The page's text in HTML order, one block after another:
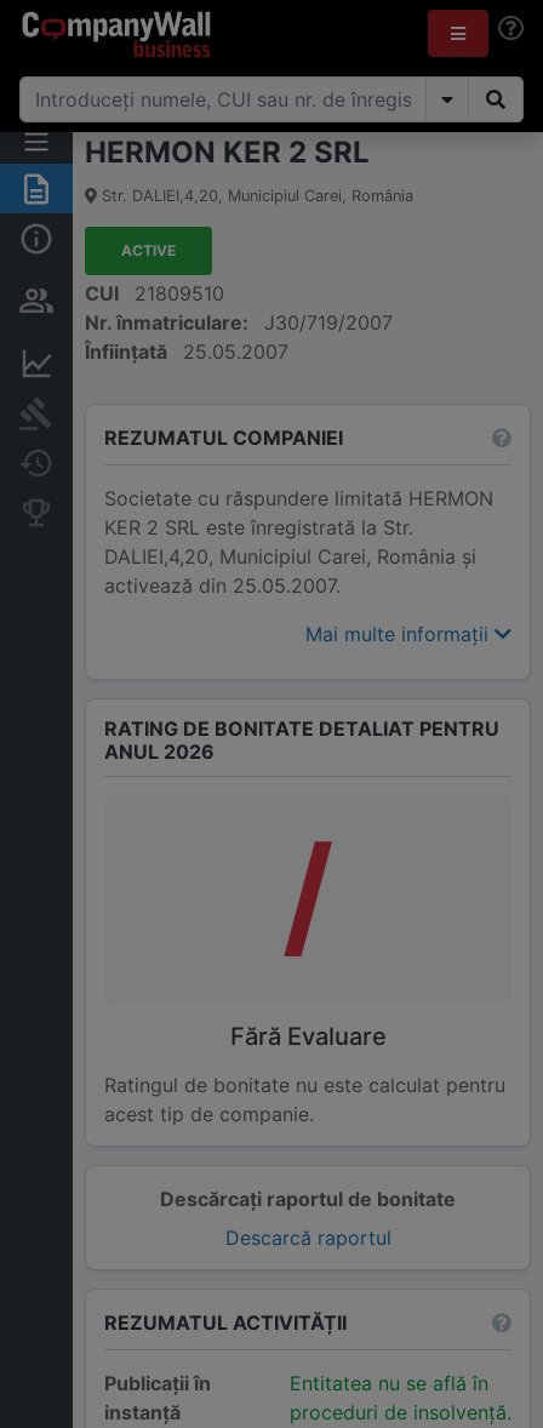
Rezumat
Persoane și structură de
proprietate
Informații financiare
Modificări
Companii concurente
HERMON KER 2 SRL
Str. DALIEI,4,20, Municipiul Carei, România
ACTIVE
CUI
21809510
Nr. înmatriculare:
J30/719/2007
Înființată
25.05.2007
REZUMATUL COMPANIEI
Societate cu răspundere limitată HERMON
KER 2 SRL este înregistrată la Str.
DALIEI,4,20, Municipiul Carei, România și
activează din 25.05.2007.
Mai multe informații
Descărcați raportul de bonitate
Descarcă raportul
RATING DE BONITATE DETALIAT PENTRU
ANUL 2026
/
Fără Evaluare
Ratingul de bonitate nu este calculat pentru
acest tip de companie.
REZUMATUL ACTIVITĂȚII
Publicații în
instanță
Entitatea nu se află în
proceduri de insolvență.